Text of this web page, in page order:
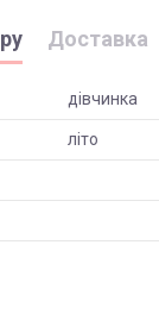
Доставка
дівчинка
літо